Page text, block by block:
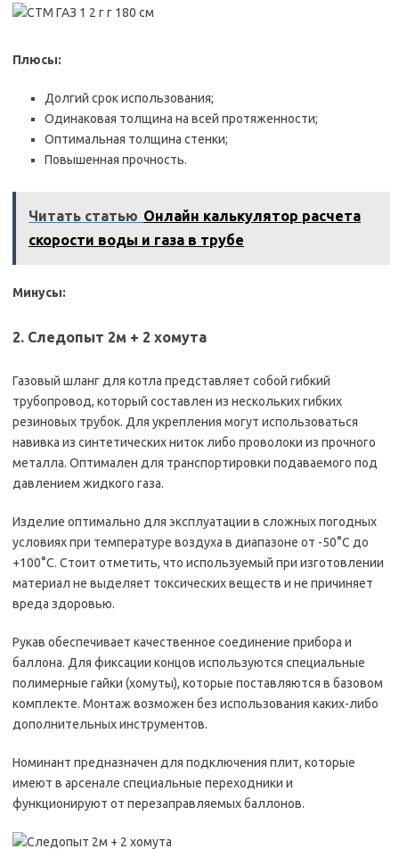
Плюсы:
Долгий срок использования;
Одинаковая толщина на всей протяженности;
Оптимальная толщина стенки;
Повышенная прочность.
Читать статью Онлайн калькулятор расчета
скорости воды и газа в трубе
Минусы:
2. Следопыт 2м + 2 хомута
Газовый шланг для котла представляет собой гибкий
трубопровод, который составлен из нескольких гибких
резиновых трубок. Для укрепления могут использоваться
навивка из синтетических ниток либо проволоки из прочного
металла. Оптимален для транспортировки подаваемого под
давлением жидкого газа.
Изделие оптимально для эксплуатации в сложных погодных
условиях при температуре воздуха в диапазоне от -50°С до
+100°С. Стоит отметить, что используемый при изготовлении
материал не выделяет токсических веществ и не причиняет
вреда здоровью.
Рукав обеспечивает качественное соединение прибора и
баллона. Для фиксации концов используются специальные
полимерные гайки (хомуты), которые поставляются в базовом
комплекте. Монтаж возможен без использования каких-либо
дополнительных инструментов.
Номинант предназначен для подключения плит, которые
имеют в арсенале специальные переходники и
функционируют от перезаправляемых баллонов.